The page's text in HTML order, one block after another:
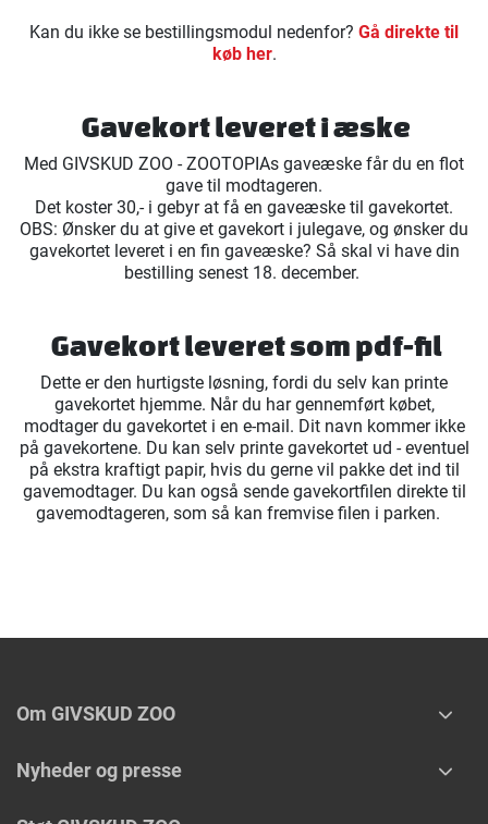
Kan du ikke se bestillingsmodul nedenfor? Gå direkte til
køb her.
Gavekort leveret i æske
Med GIVSKUD ZOO - ZOOTOPIAs gaveæske får du en flot
gave til modtageren.
Det koster 30,- i gebyr at få en gaveæske til gavekortet.
OBS: Ønsker du at give et gavekort i julegave, og ønsker du
gavekortet leveret i en fin gaveæske? Så skal vi have din
bestilling senest 18. december.
Gavekort leveret som pdf-fil
Dette er den hurtigste løsning, fordi du selv kan printe
gavekortet hjemme. Når du har gennemført købet,
modtager du gavekortet i en e-mail. Dit navn kommer ikke
på gavekortene. Du kan selv printe gavekortet ud - eventuel
på ekstra kraftigt papir, hvis du gerne vil pakke det ind til
gavemodtager. Du kan også sende gavekortfilen direkte til
gavemodtageren, som så kan fremvise filen i parken.
Om GIVSKUD ZOO
Nyheder og presse